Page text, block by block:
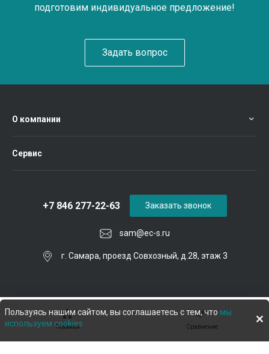
Главная Сравнение
подготовим индивидуальное предложение!
Задать вопрос
О компании
Сервис
sam@ec-s.ru
+7 846 277-22-63
г. Самара, проезд Совхозный, д.28, этаж 3
Заказать звонок
Пользуясь нашим сайтом, вы соглашаетесь с тем, что мы
используем cookies